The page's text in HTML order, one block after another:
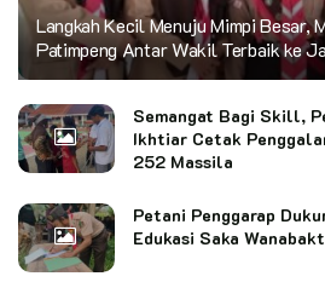
Langkah Kecil Menuju Mimpi Besar,
Patimpeng Antar Wakil Terbaik ke
Semangat Bagi Skill,
Ikhtiar Cetak
252 Massila
Petani Penggarap
Edukasi Saka